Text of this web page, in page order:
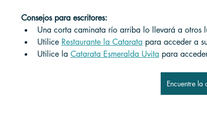
Consejos para escritores:
Una corta caminata río arriba lo llevará a otros
Utilice Restaurante la Catarata para acceder a
Utilice la Catarata Esmeralda Uvita para
Encuentre la